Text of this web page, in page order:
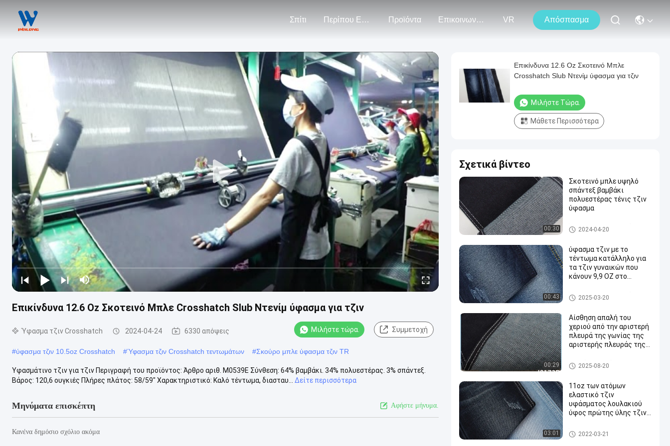
Σπίτι Περίπου Εμείς Προϊόντα Επικοινωνήστε Μαζί Μας VR Απόσπασμα
Επικίνδυνα 12.6 Oz Σκοτεινό Μπλε Crosshatch Slub Ντενίμ ύφασμα για τζιν
Ύφασμα τζιν Crosshatch 2024-04-24 6330 απόψεις Μιλήστε τώρα. Συμμετοχή
#ύφασμα τζιν 10.5oz Crosshatch #Ύφασμα τζιν Crosshatch τεντωμάτων #Σκούρο μπλε ύφασμα τζιν TR
Υφασμάτινο τζιν για τζιν Περιγραφή του προϊόντος: Άρθρο αριθ. M0539E Σύνθεση: 64% βαμβάκι. 34% πολυεστέρας. 3% σπάντεξ.
Βάρος: 120,6 ουγκιές Πλήρες πλάτος: 58/59" Χαρακτηριστικό: Καλό τέντωμα, διασταυ...
Δείτε περισσότερα
Μηνύματα επισκέπτη Αφήστε μήνυμα.
Κανένα δημόσιο σχόλιο ακόμα
Επικίνδυνα 12.6 Oz Σκοτεινό Μπλε
Crosshatch Slub Ντενίμ ύφασμα για τζιν
Μιλήστε Τώρα.
Μάθετε Περισσότερα
Σχετικά βίντεο
00:30
Σκοτεινό μπλε υψηλό
σπάντεξ βαμβάκι
πολυεστέρας τένις τζιν
ύφασμα
Ύφασμα τζιν τεντωμάτων
2024-04-20
00:43
ύφασμα τζιν με το
τέντωμα κατάλληλο για
τα τζιν γυναικών που
κάνουν 9,9 OZ στο
Ύφασμα τζιν τεντωμάτων
2025-03-20
00:29
Αίσθηση απαλή του
χεριού από την αριστερή
πλευρά της γωνίας της
αριστερής πλευράς της
πλευράς από την
αριστερή πλευρά της
πλευράς της γωνίας της
αριστερής πλευράς της
γωνίας της αριστερής
πλευράς της αριστερής
αριστερής πλευράς της
Ακατέργαστο ύφασμα τζιν
2025-08-20
03:01
11oz των ατόμων
ελαστικό τζιν
υφάσματος λουλακιού
ύφος πρώτης ύλης τζιν
λεπτό
Ύφασμα τζιν Spandex πολυεσ
τέρα βαμβακιού
2022-03-21